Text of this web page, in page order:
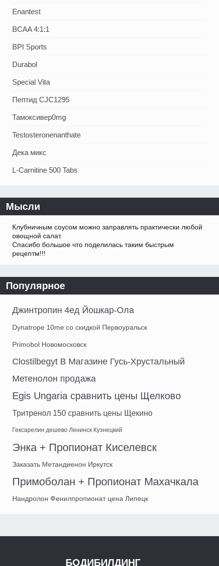
Enantest
BCAA 4:1:1
BPI Sports
Durabol
Special Vita
Пептид CJC1295
Тамоксивер0mg
Testosteronenanthate
Дека микс
L-Carnitine 500 Tabs
Мысли
Клубничным соусом можно заправлять практически любой
овощной салат.
Спасибо большое что поделилась таким быстрым
рецептм!!!
Популярное
Джинтропин 4ед Йошкар-Ола
Dynatrope 10me со скидкой Первоуральск
Primobol Новомосковск
Clostilbegyt В Магазине Гусь-Хрустальный
Метенолон продажа
Egis Ungaria сравнить цены Щелково
Тритренол 150 сравнить цены Щекино
Гексарелин дешево Ленинск Кузнецкий
Энка + Пропионат Киселевск
Заказать Метандиенон Иркутск
Примоболан + Пропионат Махачкала
Нандролон Фенилпропионат цена Липецк
БОДИБИЛДИНГ